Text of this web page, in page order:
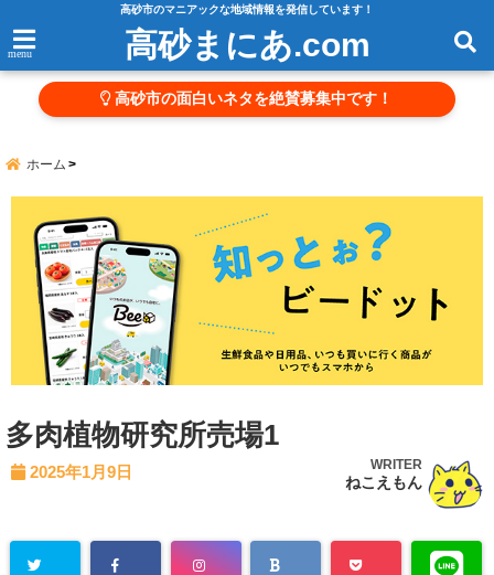
高砂市のマニアックな地域情報を発信しています！
menu 高砂まにあ.com
高砂市の面白いネタを絶賛募集中です！
ホーム
多肉植物研究所売場1
2025年1月9日 WRITER
ねこえもん